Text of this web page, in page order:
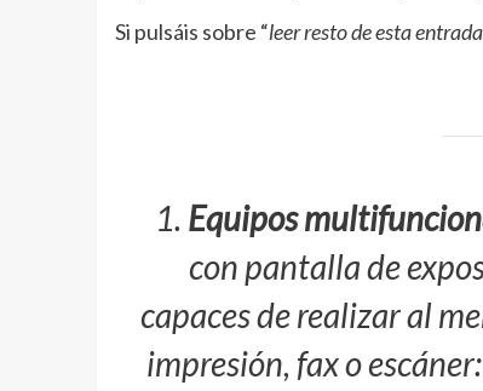
Si pulsáis sobre “leer resto de esta entrada
1. Equipos
con pantalla de
capaces de realizar al
impresión, fax o